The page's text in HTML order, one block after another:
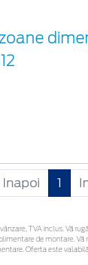
Inapoi 1
TVA inclus. Vă
de montare. Vă
Oferta este